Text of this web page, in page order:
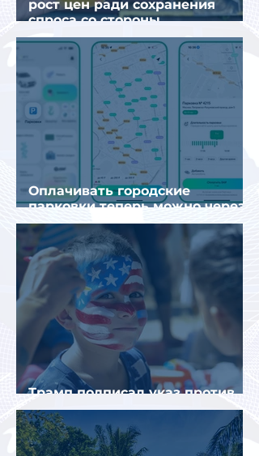
рост цен ради сохранения
спроса со стороны
иностранных туристов
Оплачивать городские
парковки теперь можно через
Яндекс Go и «Заправки»
Трамп подписал указ против
«родильного туризма» в США